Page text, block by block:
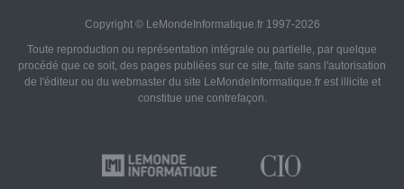
Copyright © LeMondeInformatique.fr 1997-2026
Toute reproduction ou représentation intégrale ou partielle, par quelque
procédé que ce soit, des pages publiées sur ce site, faite sans l'autorisation
de l'éditeur ou du webmaster du site LeMondeInformatique.fr est illicite et
constitue une contrefaçon.